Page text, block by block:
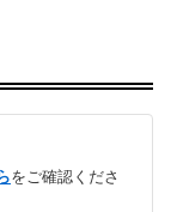
をご確認くださ